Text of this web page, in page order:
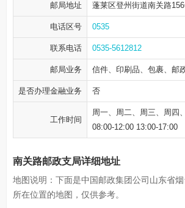
邮局地址 蓬莱区登州街道南关路
电话区号 0535
联系电话 0535-5612812
邮局业务 信件、印刷品、包裹、邮
是否办理金融业务 否
工作时间
周一、周二、周三、周四
08:00-12:00 13:00-17:00
南关路邮政支局详细地址
地图说明：下面是中国邮政集团公司山东省
所在位置的地图，仅供参考。